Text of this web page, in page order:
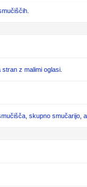
z malimi oglasi.
skupno smučarijo,